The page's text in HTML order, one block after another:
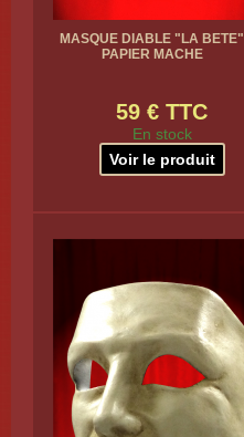
MASQUE DIABLE "LA BETE"
PAPIER MACHE
59 € TTC
En stock
Voir le produit